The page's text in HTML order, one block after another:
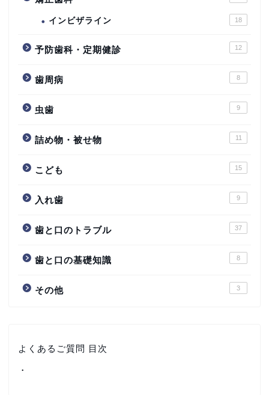
インビザライン 18
予防歯科・定期健診 12
歯周病 8
虫歯 9
詰め物・被せ物 11
こども 15
入れ歯 9
歯と口のトラブル 37
歯と口の基礎知識 8
その他 3
よくあるご質問 目次
・